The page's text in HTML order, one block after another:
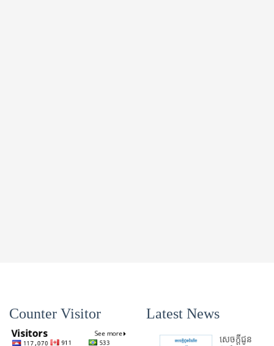
Counter Visitor Latest News
សេចក្តីជូន